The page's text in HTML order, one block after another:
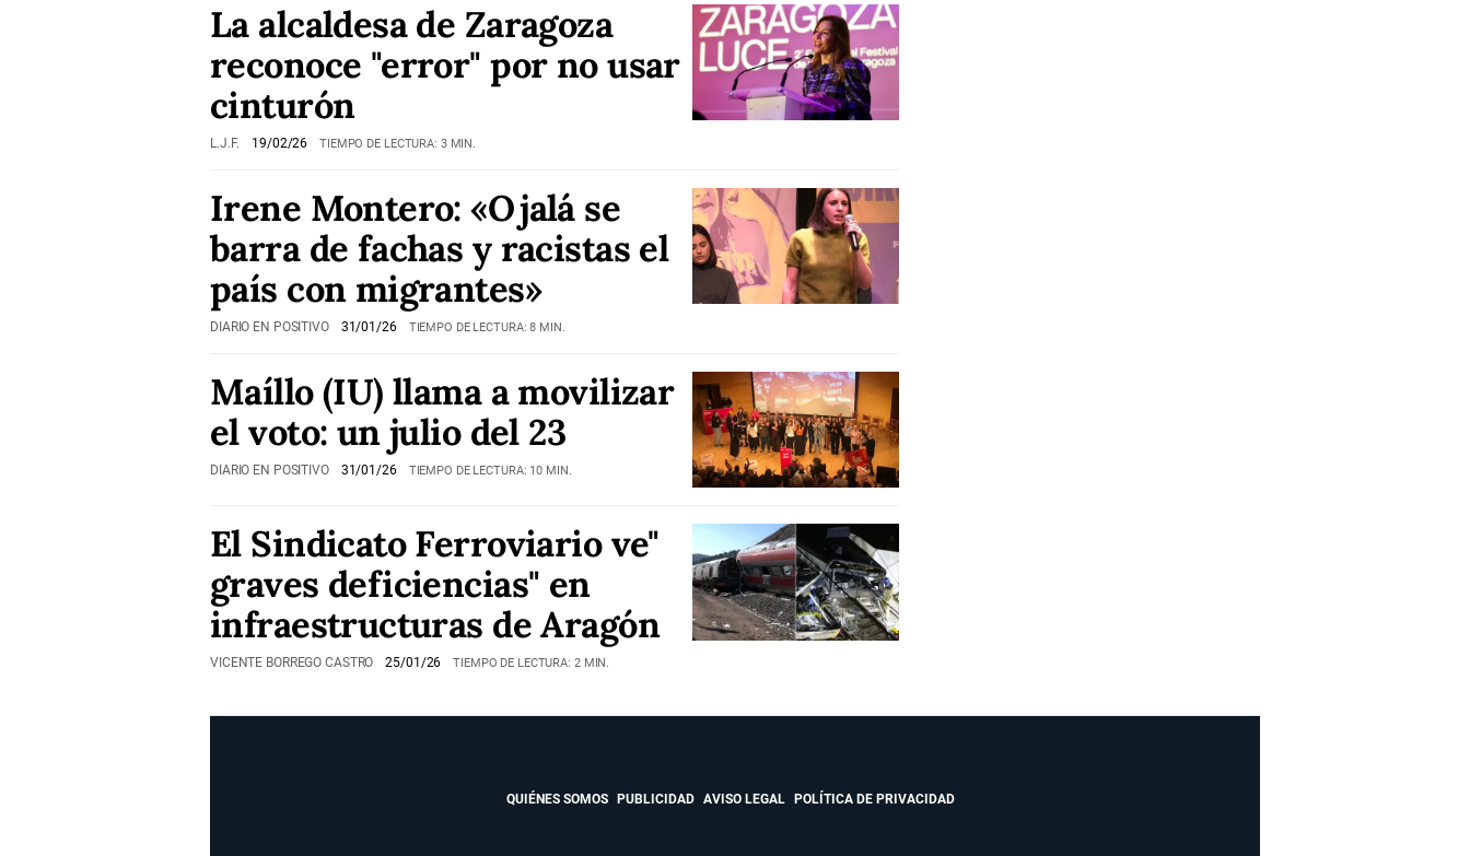
La alcaldesa de Zaragoza
reconoce "error" por no usar
cinturón
L.J.F. 19/02/26 TIEMPO DE LECTURA: 3 MIN.
Irene Montero: «Ojalá se
barra de fachas y racistas el
país con migrantes»
DIARIO EN POSITIVO 31/01/26 TIEMPO DE LECTURA: 8 MIN.
Maíllo (IU) llama a movilizar
el voto: un julio del 23
DIARIO EN POSITIVO 31/01/26 TIEMPO DE LECTURA: 10 MIN.
El Sindicato Ferroviario ve"
graves deficiencias" en
infraestructuras de Aragón
VICENTE BORREGO CASTRO 25/01/26 TIEMPO DE LECTURA: 2 MIN.
QUIÉNES SOMOS PUBLICIDAD AVISO LEGAL POLÍTICA DE PRIVACIDAD